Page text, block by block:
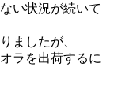
い状況が続いて
ましたが、
ラを出荷するに